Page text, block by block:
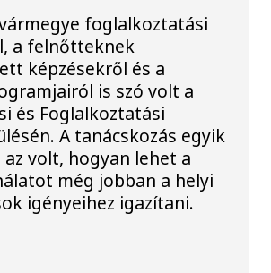
foglalkoztatási
a felnőtteknek
képzésekről és a
is szó volt a
és Foglalkoztatási
A tanácskozás egyik
volt, hogyan lehet a
még jobban a helyi
igényeihez igazítani.